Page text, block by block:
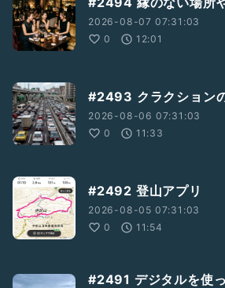
2026-08-07 07:31:03
0
12:01
#2493 クラクション
2026-08-06 07:31:03
0
11:33
#2492 登山アプリ
2026-08-05 07:31:03
0
11:54
#2491 デジタルを使